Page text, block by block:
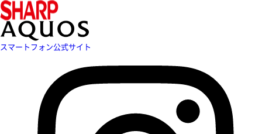
スマートフォン公式サイト